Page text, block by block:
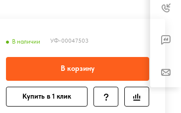
В наличии УФ-00047503
В корзину
Купить в 1 клик